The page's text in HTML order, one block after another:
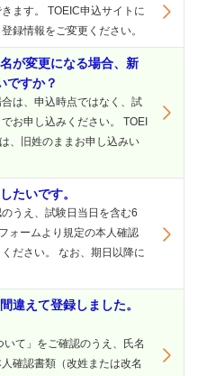
ます。 TOEIC申込サイトに
録情報をご変更ください。
が変更になる場合、新
ですか？
は、申込時点ではなく、試
お申し込みください。 TOEI
、旧姓のままお申し込みい
たいです。
うえ、試験日当日を含む6
ォームより規定の本人確認
ださい。 なお、期日以降に
違えて登録しました。
て」をご確認のうえ、氏名
確認書類（改姓または改名